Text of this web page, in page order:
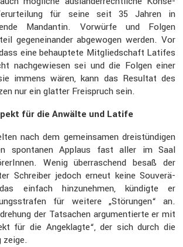
für seine seit 35 Jahren in
Mandantin. Vorwürfe und Folgen
gegen­ein­ander abgewogen werden. Vor
eine behaup­tete Mitglied­schaft Latifes
nachge­wiesen sei und die Folgen einer
immens wären, kann das Resultat des
nur ein glatter Freispruch sein.
für die Anwälte und Latife
nach dem gemein­samen dreistün­digen
spontanen Applaus fast aller im Saal
Wenig überra­schend besaß der
Schreiber jedoch erneut keine Souve­rä­
einfach hinzu­nehmen, kündigte er
für weitere „Störungen“ an.
der Tatsa­chen argumen­tierte er mit
für die Angeklagte“, der sich durch die
zeige.